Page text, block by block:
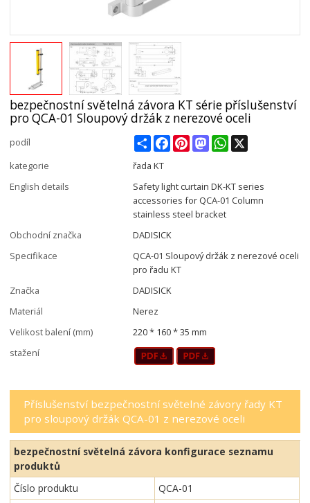
bezpečnostní světelná závora KT série příslušenství
pro QCA-01 Sloupový držák z nerezové oceli
podíl ShareFacebookPinterestMastodonWhatsApp
kategorie
řada KT
English details
Safety light curtain DK-KT series
accessories for QCA-01 Column
stainless steel bracket
Obchodní značka
DADISICK
Specifikace
QCA-01 Sloupový držák z nerezové oceli
pro řadu KT
Značka
DADISICK
Materiál
Nerez
Velikost balení (mm)
220 * 160 * 35 mm
stažení
Příslušenství bezpečnostní světelné závory řady KT
pro sloupový držák QCA-01 z nerezové oceli
bezpečnostní světelná závora konfigurace seznamu
produktů
Číslo produktu
QCA-01